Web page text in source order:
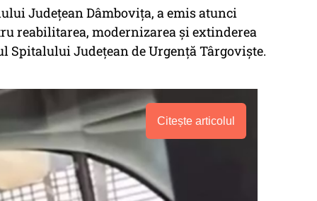
Județean Dâmbovița, a emis atunci
reabilitarea, modernizarea și extinderea
Județean de Urgență Târgoviște.
Citește articolul